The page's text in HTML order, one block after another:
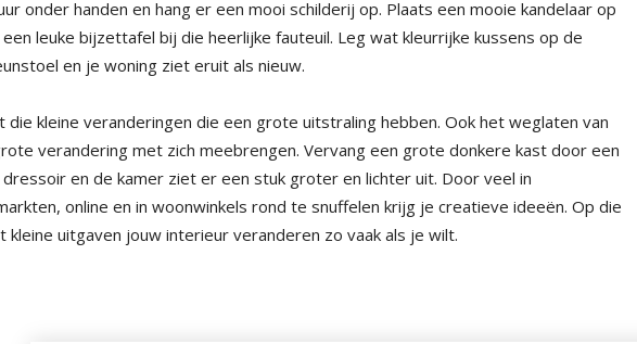
onder handen en hang er een mooi schilderij op. Plaats een mooie kandelaar op
leuke bijzettafel bij die heerlijke fauteuil. Leg wat kleurrijke kussens op de
en je woning ziet eruit als nieuw.
die kleine veranderingen die een grote uitstraling hebben. Ook het weglaten van
verandering met zich meebrengen. Vervang een grote donkere kast door een
en de kamer ziet er een stuk groter en lichter uit. Door veel in
online en in woonwinkels rond te snuffelen krijg je creatieve ideeën. Op die
kleine uitgaven jouw interieur veranderen zo vaak als je wilt.